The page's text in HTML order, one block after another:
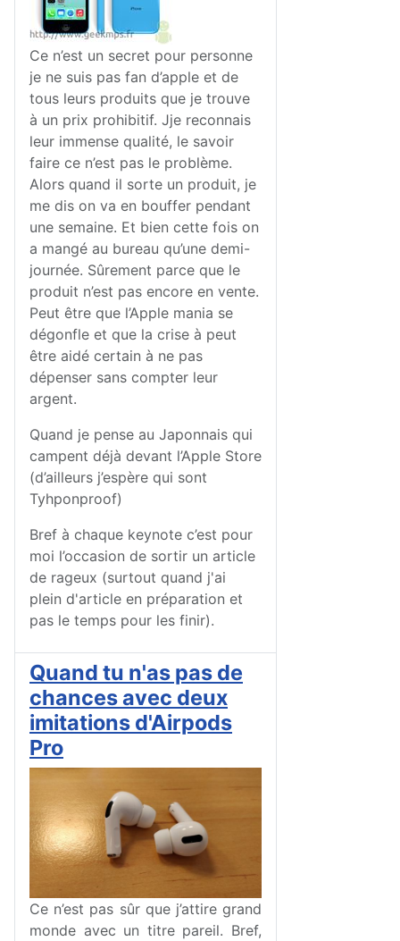
Ce n’est un secret pour personne
je ne suis pas fan d’apple et de
tous leurs produits que je trouve
à un prix prohibitif. Jje reconnais
leur immense qualité, le savoir
faire ce n’est pas le problème.
Alors quand il sorte un produit, je
me dis on va en bouffer pendant
une semaine. Et bien cette fois on
a mangé au bureau qu’une demi-
journée. Sûrement parce que le
produit n’est pas encore en vente.
Peut être que l’Apple mania se
dégonfle et que la crise à peut
être aidé certain à ne pas
dépenser sans compter leur
argent.
Quand je pense au Japonnais qui
campent déjà devant l’Apple Store
(d’ailleurs j’espère qui sont
Tyhponproof)
Bref à chaque keynote c’est pour
moi l’occasion de sortir un article
de rageux (surtout quand j'ai
plein d'article en préparation et
pas le temps pour les finir).
Quand tu n'as pas de
chances avec deux
imitations d'Airpods
Pro
Ce n’est pas sûr que j’attire grand
monde avec un titre pareil. Bref,